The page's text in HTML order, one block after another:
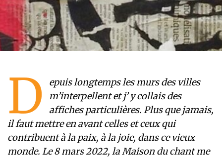
D
epuis longtemps les murs des villes
m’interpellent et j’ y collais des
affiches particulières. Plus que jamais,
il faut mettre en avant celles et ceux qui
contribuent à la paix, à la joie, dans ce vieux
monde. Le 8 mars 2022, la Maison du chant me